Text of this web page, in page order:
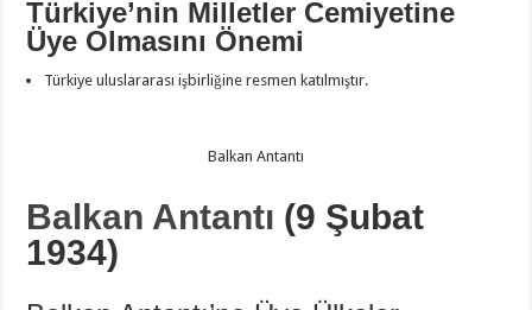
Türkiye’nin Milletler Cemiyetine
Üye Olmasını Önemi
Türkiye uluslararası işbirliğine resmen katılmıştır.
Balkan Antantı
Balkan Antantı (9 Şubat
1934)